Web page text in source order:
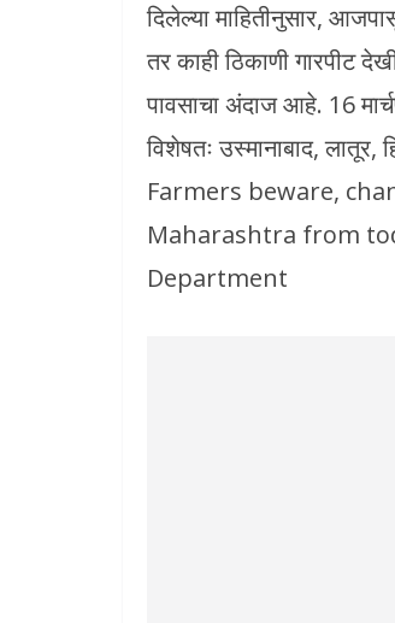
दिलेल्या माहितीनुसार,
तर काही ठिकाणी गारपीट
पावसाचा अंदाज आहे. 16
विशेषतः उस्मानाबाद, लातूर,
Farmers beware,
Maharashtra from
Department